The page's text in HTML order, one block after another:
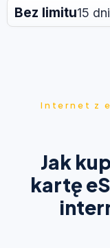
Bez limitu15 dni
Internet z
Jak
kartę